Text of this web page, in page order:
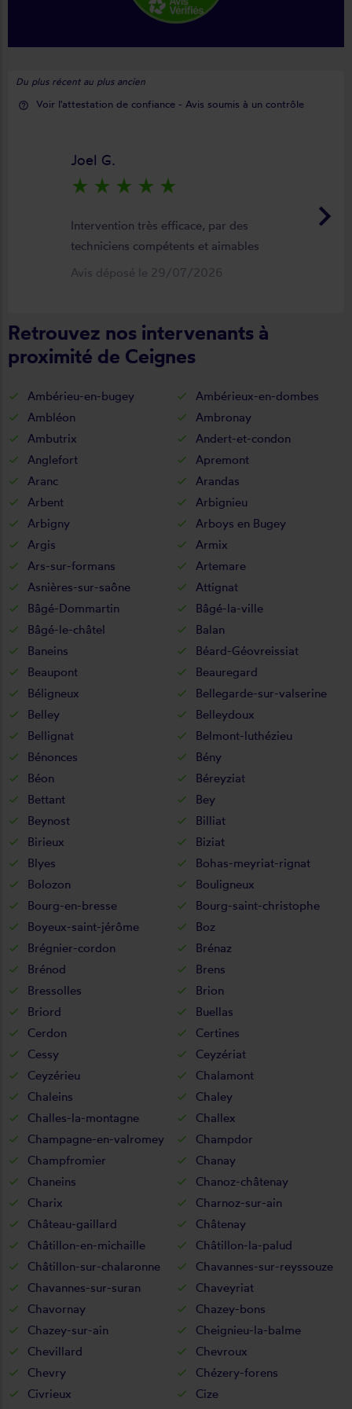
Du plus récent au plus ancien
help_outline Voir l'attestation de confiance - Avis soumis à un contrôle
keyboard_arrow_right
Joel G.
star_rate star_rate star_rate star_rate star_rate
Intervention très efficace, par des
techniciens compétents et aimables
Avis déposé le 29/07/2026
Retrouvez nos intervenants à
proximité de Ceignes
Ambérieu-en-bugey
Ambérieux-en-dombes
Ambléon
Ambronay
Ambutrix
Andert-et-condon
Anglefort
Apremont
Aranc
Arandas
Arbent
Arbignieu
Arbigny
Arboys en Bugey
Argis
Armix
Ars-sur-formans
Artemare
Asnières-sur-saône
Attignat
Bâgé-Dommartin
Bâgé-la-ville
Bâgé-le-châtel
Balan
Baneins
Béard-Géovreissiat
Beaupont
Beauregard
Béligneux
Bellegarde-sur-valserine
Belley
Belleydoux
Bellignat
Belmont-luthézieu
Bénonces
Bény
Béon
Béreyziat
Bettant
Bey
Beynost
Billiat
Birieux
Biziat
Blyes
Bohas-meyriat-rignat
Bolozon
Bouligneux
Bourg-en-bresse
Bourg-saint-christophe
Boyeux-saint-jérôme
Boz
Brégnier-cordon
Brénaz
Brénod
Brens
Bressolles
Brion
Briord
Buellas
Cerdon
Certines
Cessy
Ceyzériat
Ceyzérieu
Chalamont
Chaleins
Chaley
Challes-la-montagne
Challex
Champagne-en-valromey
Champdor
Champfromier
Chanay
Chaneins
Chanoz-châtenay
Charix
Charnoz-sur-ain
Château-gaillard
Châtenay
Châtillon-en-michaille
Châtillon-la-palud
Châtillon-sur-chalaronne
Chavannes-sur-reyssouze
Chavannes-sur-suran
Chaveyriat
Chavornay
Chazey-bons
Chazey-sur-ain
Cheignieu-la-balme
Chevillard
Chevroux
Chevry
Chézery-forens
Civrieux
Cize